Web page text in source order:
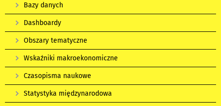
Bazy danych
Dashboardy
Obszary tematyczne
Wskaźniki makroekonomiczne
Czasopisma naukowe
Statystyka międzynarodowa